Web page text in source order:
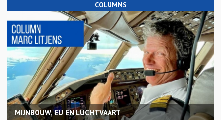
COLUMNS
MIJNBOUW, EU EN LUCHTVAART